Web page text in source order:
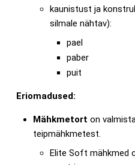
kaunistust ja
silmale nähtav):
pael
paber
puit
Eriomadused:
Mähkmetort on
teipmähkmetest.
Elite Soft mähkmed